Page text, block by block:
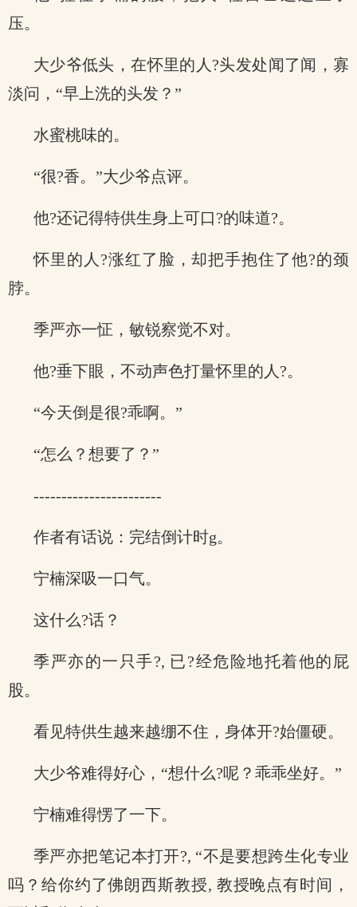
压。
大少爷低头，在怀里的人?头发处闻了闻，寡
淡问，“早上洗的头发？”
水蜜桃味的。
“很?香。”大少爷点评。
他?还记得特供生身上可口?的味道?。
怀里的人?涨红了脸，却把手抱住了他?的颈
脖。
季严亦一怔，敏锐察觉不对。
他?垂下眼，不动声色打量怀里的人?。
“今天倒是很?乖啊。”
“怎么？想要了？”
-----------------------
作者有话说：完结倒计时g。
宁楠深吸一口气。
这什么?话？
季严亦的一只手?, 已?经危险地托着他的屁
股。
看见特供生越来越绷不住，身体开?始僵硬。
大少爷难得好心，“想什么?呢？乖乖坐好。”
宁楠难得愣了一下。
季严亦把笔记本打开?, “不是要想跨生化专业
吗？给你约了佛朗西斯教授, 教授晚点有时间，